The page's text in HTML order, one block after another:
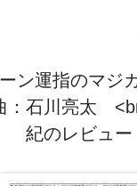
ン運指のマジ
：石川亮太
紀のレビュー